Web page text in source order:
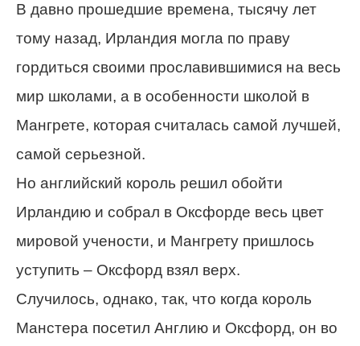
В давно прошедшие времена, тысячу лет
тому назад, Ирландия могла по праву
гордиться своими прославившимися на весь
мир школами, а в особенности школой в
Мангрете, которая считалась самой лучшей,
самой серьезной.
Но английский король решил обойти
Ирландию и собрал в Оксфорде весь цвет
мировой учености, и Мангрету пришлось
уступить – Оксфорд взял верх.
Случилось, однако, так, что когда король
Манстера посетил Англию и Оксфорд, он во